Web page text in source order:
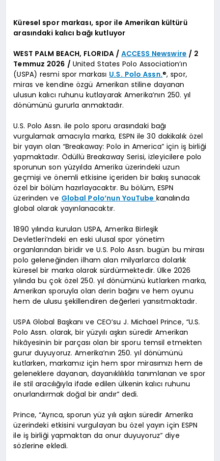
Küresel spor markası, spor ile Amerikan kültürü
arasındaki kalıcı bağı kutluyor
WEST PALM BEACH, FLORIDA /ACCESS Newswire / 2
Temmuz 2026 / United States Polo Association’ın
(USPA) resmi spor markası U.S. Polo Assn.®, spor,
miras ve kendine özgü Amerikan stiline dayanan
ulusun kalıcı ruhunu kutlayarak Amerika’nın 250. yıl
dönümünü gururla anmaktadır.
U.S. Polo Assn. ile polo sporu arasındaki bağı
vurgulamak amacıyla marka, ESPN ile 30 dakikalık özel
bir yayın olan “Breakaway: Polo in America” için iş birliği
yapmaktadır. Ödüllü Breakaway Serisi, izleyicilere polo
sporunun son yüzyılda Amerika üzerindeki uzun
geçmişi ve önemli etkisine içeriden bir bakış sunacak
özel bir bölüm hazırlayacaktır. Bu bölüm, ESPN
üzerinden ve Global Polo’nun YouTube kanalında
global olarak yayınlanacaktır.
1890 yılında kurulan USPA, Amerika Birleşik
Devletleri’ndeki en eski ulusal spor yönetim
organlarından biridir ve U.S. Polo Assn. bugün bu mirası
polo geleneğinden ilham alan milyarlarca dolarlık
küresel bir marka olarak sürdürmektedir. Ülke 2026
yılında bu çok özel 250. yıl dönümünü kutlarken marka,
Amerikan sporuyla olan derin bağını ve hem oyunu
hem de ulusu şekillendiren değerleri yansıtmaktadır.
USPA Global Başkanı ve CEO’su J. Michael Prince, “U.S.
Polo Assn. olarak, bir yüzyılı aşkın süredir Amerikan
hikâyesinin bir parçası olan bir sporu temsil etmekten
gurur duyuyoruz. Amerika’nın 250. yıl dönümünü
kutlarken, markamız için hem spor mirasımızı hem de
geleneklere dayanan, dayanıklılıkla tanımlanan ve spor
ile stil aracılığıyla ifade edilen ülkenin kalıcı ruhunu
onurlandırmak doğal bir andır” dedi.
Prince, “Ayrıca, sporun yüz yılı aşkın süredir Amerika
üzerindeki etkisini vurgulayan bu özel yayın için ESPN
ile iş birliği yapmaktan da onur duyuyoruz” diye
sözlerine ekledi.